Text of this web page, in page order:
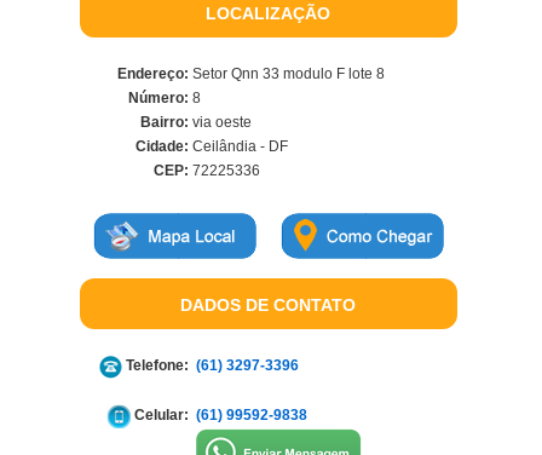
LOCALIZAÇÃO
Endereço: Setor Qnn 33 modulo F lote 8
Número: 8
Bairro: via oeste
Cidade: Ceilândia - DF
CEP: 72225336
DADOS DE CONTATO
Telefone: (61) 3297-3396
Celular: (61) 99592-9838